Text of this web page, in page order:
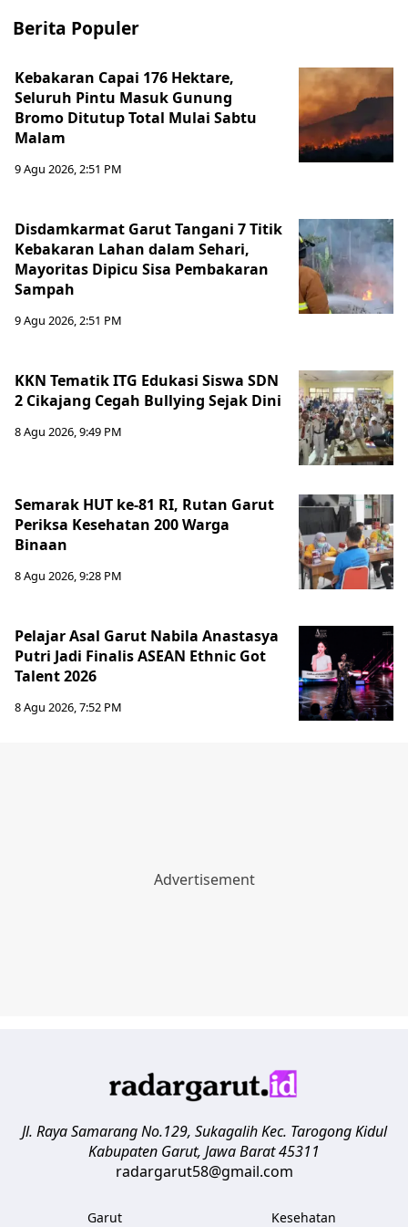
Berita Populer
Kebakaran Capai 176 Hektare,
Seluruh Pintu Masuk Gunung
Bromo Ditutup Total Mulai Sabtu
Malam
9 Agu 2026, 2:51 PM
Disdamkarmat Garut Tangani 7 Titik
Kebakaran Lahan dalam Sehari,
Mayoritas Dipicu Sisa Pembakaran
Sampah
9 Agu 2026, 2:51 PM
KKN Tematik ITG Edukasi Siswa SDN
2 Cikajang Cegah Bullying Sejak Dini
8 Agu 2026, 9:49 PM
Semarak HUT ke-81 RI, Rutan Garut
Periksa Kesehatan 200 Warga
Binaan
8 Agu 2026, 9:28 PM
Pelajar Asal Garut Nabila Anastasya
Putri Jadi Finalis ASEAN Ethnic Got
Talent 2026
8 Agu 2026, 7:52 PM
Jl. Raya Samarang No.129, Sukagalih Kec. Tarogong Kidul
Kabupaten Garut, Jawa Barat45311
radargarut58@gmail.com
Garut Kesehatan